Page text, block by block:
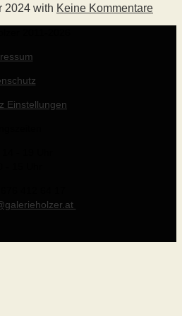
2024 with Keine Kommentare
Einstellungen